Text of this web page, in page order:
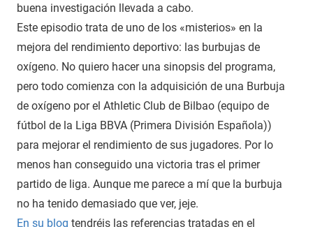
buena investigación llevada a cabo.
Este episodio trata de uno de los «misterios» en la
mejora del rendimiento deportivo: las burbujas de
oxígeno. No quiero hacer una sinopsis del programa,
pero todo comienza con la adquisición de una Burbuja
de oxígeno por el Athletic Club de Bilbao (equipo de
fútbol de la Liga BBVA (Primera División Española))
para mejorar el rendimiento de sus jugadores. Por lo
menos han conseguido una victoria tras el primer
partido de liga. Aunque me parece a mí que la burbuja
no ha tenido demasiado que ver, jeje.
En su blog tendréis las referencias tratadas en el